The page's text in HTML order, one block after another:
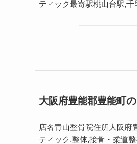
ティック最寄駅桃山台駅,
大阪府豊能郡豊能町
店名青山整骨院住所大阪府
ティック,整体,接骨・柔道